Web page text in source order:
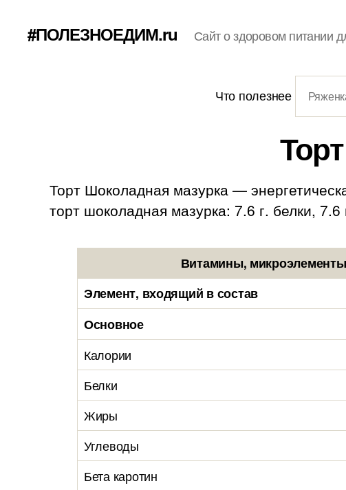
#ПОЛЕЗНОЕДИМ.ru Сайт о здоровом питании
Что полезнее
Торт Шоколадная мазурка —
торт шоколадная мазурка: 7.6 г. белки,
Витамины,
Элемент, входящий в состав
Основное
Калории
Белки
Жиры
Углеводы
Бета каротин